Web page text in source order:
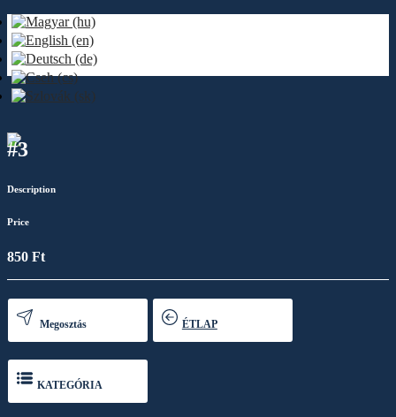
#3
Description
Price
850 Ft
Megosztás ÉTLAP
KATEGÓRIA